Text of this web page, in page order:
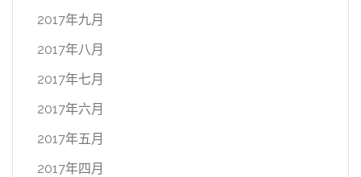
2017年九月
2017年八月
2017年七月
2017年六月
2017年五月
2017年四月